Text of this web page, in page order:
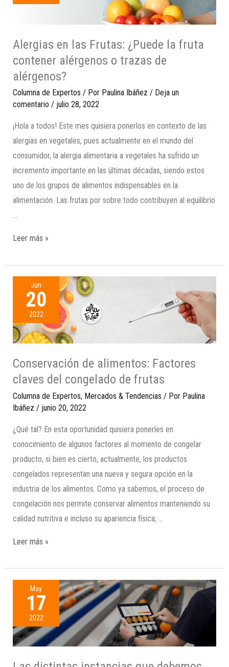
Alergias en las Frutas: ¿Puede la fruta
contener alérgenos o trazas de
alérgenos?
Columna de Expertos / Por Paulina Ibáñez / Deja un
comentario / julio 28, 2022
¡Hola a todos! Este mes quisiera ponerlos en contexto de las
alergias en vegetales, pues actualmente en el mundo del
consumidor, la alergia alimentaria a vegetales ha sufrido un
incremento importante en las últimas décadas, siendo estos
uno de los grupos de alimentos indispensables en la
alimentación. Las frutas por sobre todo contribuyen al equilibrio
…
Leer más »
Jun
20
2022
Conservación de alimentos: Factores
claves del congelado de frutas
Columna de Expertos, Mercados & Tendencias / Por Paulina
Ibáñez / junio 20, 2022
¿Qué tal? En esta oportunidad quisiera ponerles en
conocimiento de algunos factores al momento de congelar
producto, si bien es cierto, actualmente, los productos
congelados representan una nueva y segura opción en la
industria de los alimentos. Como ya sabemos, el proceso de
congelación nos permite conservar alimentos manteniendo su
calidad nutritiva e incluso su apariencia física; …
Leer más »
May
17
2022